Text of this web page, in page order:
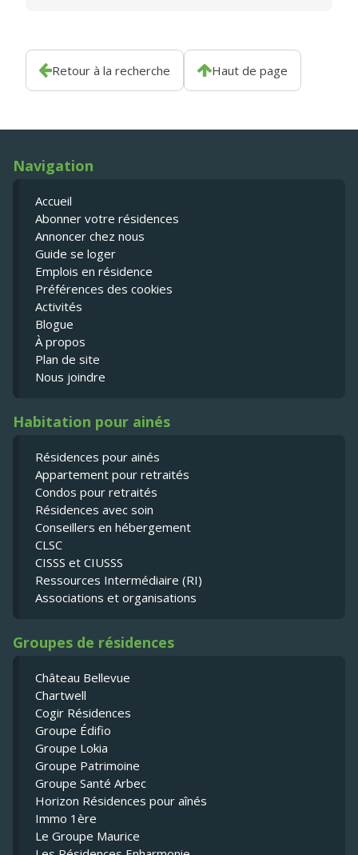
Retour à la recherche Haut de page
Navigation
Accueil
Abonner votre résidences
Annoncer chez nous
Guide se loger
Emplois en résidence
Préférences des cookies
Activités
Blogue
À propos
Plan de site
Nous joindre
Habitation pour ainés
Résidences pour ainés
Appartement pour retraités
Condos pour retraités
Résidences avec soin
Conseillers en hébergement
CLSC
CISSS et CIUSSS
Ressources Intermédiaire (RI)
Associations et organisations
Groupes de résidences
Château Bellevue
Chartwell
Cogir Résidences
Groupe Édifio
Groupe Lokia
Groupe Patrimoine
Groupe Santé Arbec
Horizon Résidences pour aînés
Immo 1ère
Le Groupe Maurice